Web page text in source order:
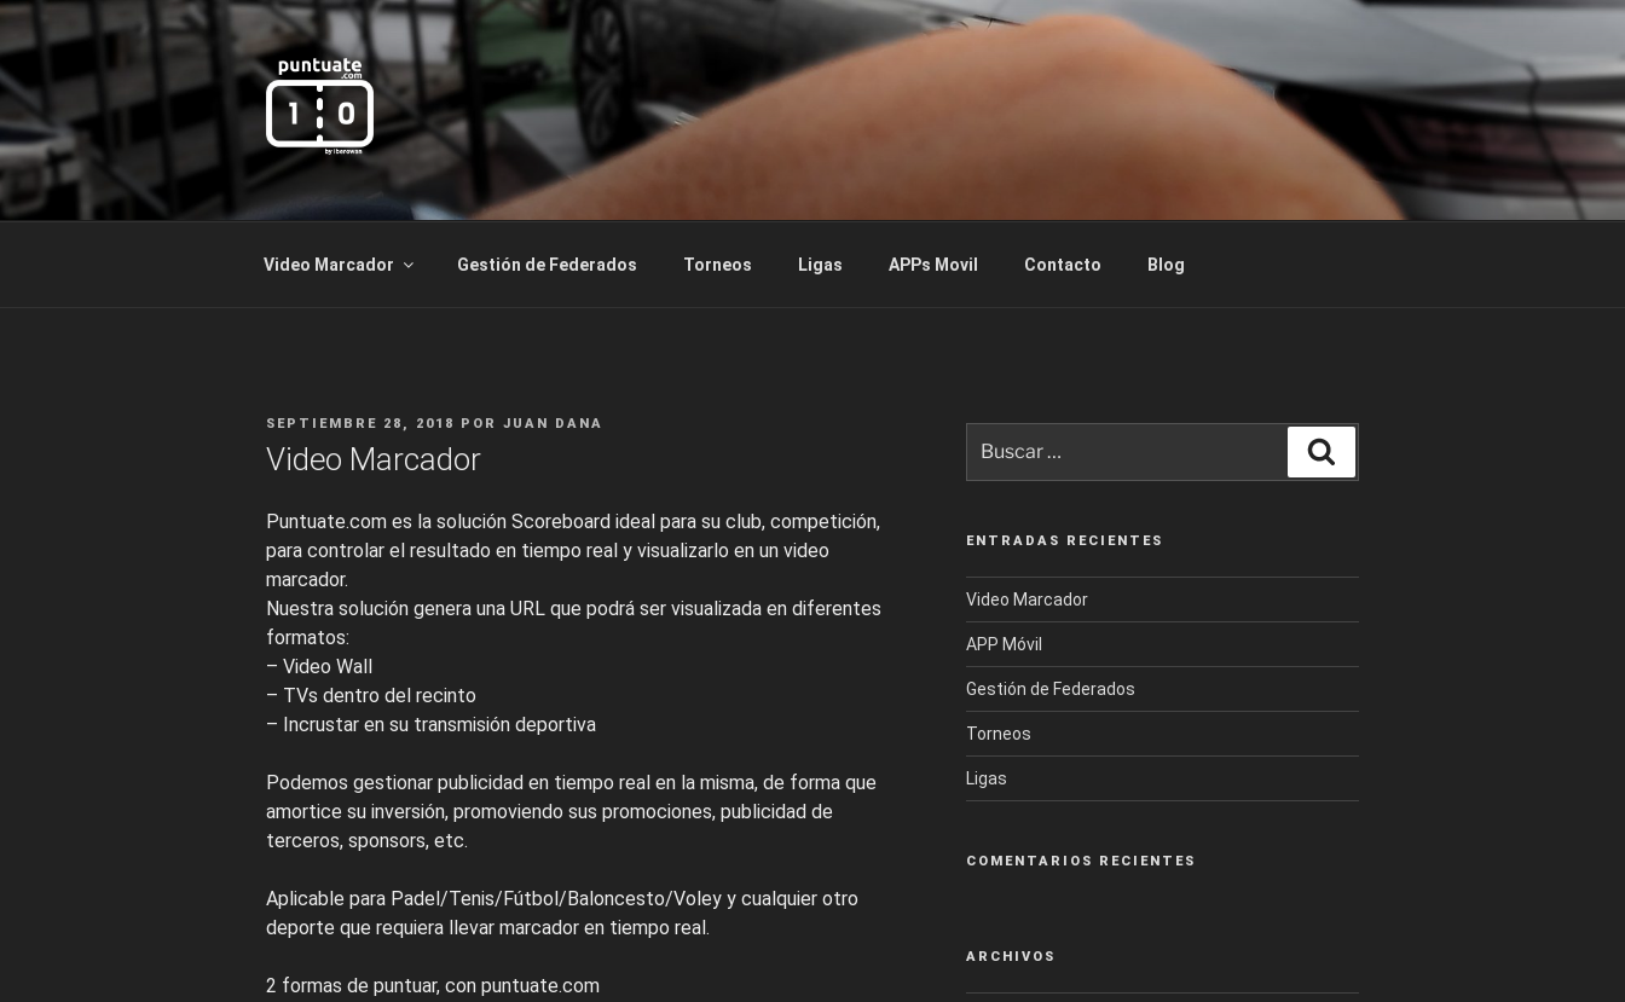
Saltar
contenido
PUNTUATE.COM
by Iberowan
Video Marcador Gestión de Federados Torneos Ligas APPs Movil Contacto Blog
PUBLICADO
SEPTIEMBRE 28, 2018 POR JUAN DANA
Video Marcador
Puntuate.com es la solución Scoreboard ideal para su club, competición,
para controlar el resultado en tiempo real y visualizarlo en un video
marcador.
Nuestra solución genera una URL que podrá ser visualizada en diferentes
formatos:
– Video Wall
– TVs dentro del recinto
– Incrustar en su transmisión deportiva
Podemos gestionar publicidad en tiempo real en la misma, de forma que
amortice su inversión, promoviendo sus promociones, publicidad de
terceros, sponsors, etc.
Aplicable para Padel/Tenis/Fútbol/Baloncesto/Voley y cualquier otro
deporte que requiera llevar marcador en tiempo real.
2 formas de puntuar, con puntuate.com
por:
ENTRADAS RECIENTES
Video Marcador
APP Móvil
Gestión de Federados
Torneos
Ligas
COMENTARIOS RECIENTES
ARCHIVOS